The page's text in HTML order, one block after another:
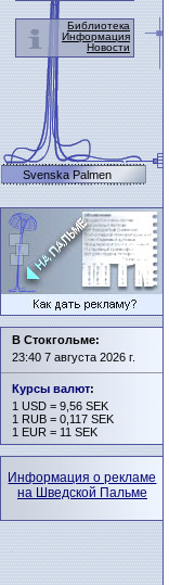
Библиотека
Информация
Новости
Svenska Palmen
В Стокгольме:
23:40 7 августа 2026 г.
Курсы валют:
1 USD = 9,56 SEK
1 RUB = 0,117 SEK
1 EUR = 11 SEK
Информация о рекламе
на Шведской Пальме